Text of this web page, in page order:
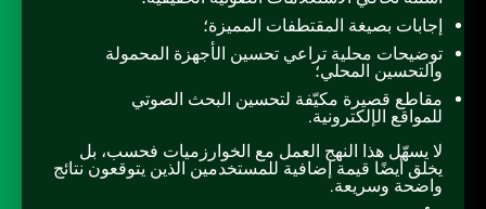
إجابات بصيغة المقتطفات المميزة؛
توضيحات محلية تراعي تحسين الأجهزة المحمولة
والتحسين المحلي؛
مقاطع قصيرة مكيّفة لتحسين البحث الصوتي
للمواقع الإلكترونية.
لا يسهّل هذا النهج العمل مع الخوارزميات فحسب، بل
يخلق أيضًا قيمة إضافية للمستخدمين الذين يتوقعون نتائج
واضحة وسريعة.